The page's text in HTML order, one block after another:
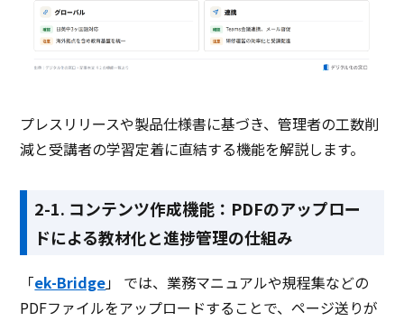
プレスリリースや製品仕様書に基づき、管理者の工数削
減と受講者の学習定着に直結する機能を解説します。
2-1. コンテンツ作成機能：PDFのアップロー
ドによる教材化と進捗管理の仕組み
「ek-Bridge」 では、業務マニュアルや規程集などの
PDFファイルをアップロードすることで、ページ送りが